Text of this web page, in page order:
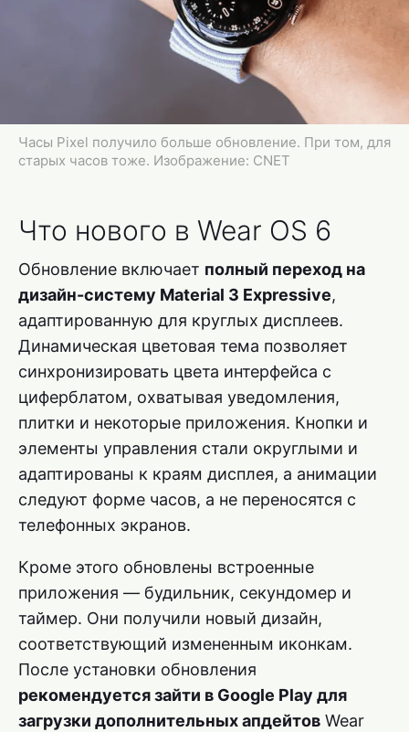
Часы Pixel получило больше обновление. При том, для
старых часов тоже. Изображение: CNET
Что нового в Wear OS 6
Обновление включает полный переход на
дизайн-систему Material 3 Expressive,
адаптированную для круглых дисплеев.
Динамическая цветовая тема позволяет
синхронизировать цвета интерфейса с
циферблатом, охватывая уведомления,
плитки и некоторые приложения. Кнопки и
элементы управления стали округлыми и
адаптированы к краям дисплея, а анимации
следуют форме часов, а не переносятся с
телефонных экранов.
Кроме этого обновлены встроенные
приложения — будильник, секундомер и
таймер. Они получили новый дизайн,
соответствующий измененным иконкам.
После установки обновления
рекомендуется зайти в Google Play для
загрузки дополнительных апдейтов Wear